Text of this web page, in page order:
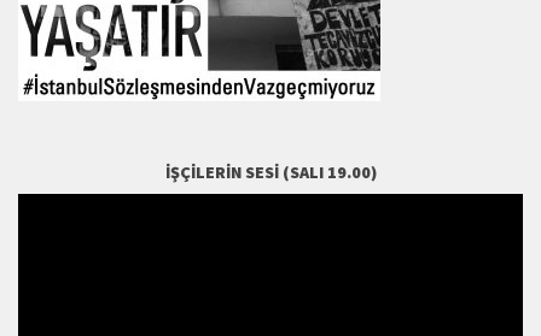
İŞÇILERIN SESI (SALI 19.00)